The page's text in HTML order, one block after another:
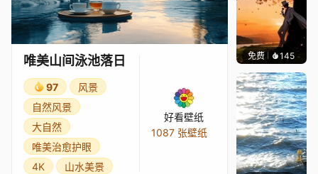
唯美山间泳池落日
97
风景
自然风景
大自然
唯美治愈护眼
4K
山水美景
好看壁纸
1087 张壁纸
免费 145渔小小